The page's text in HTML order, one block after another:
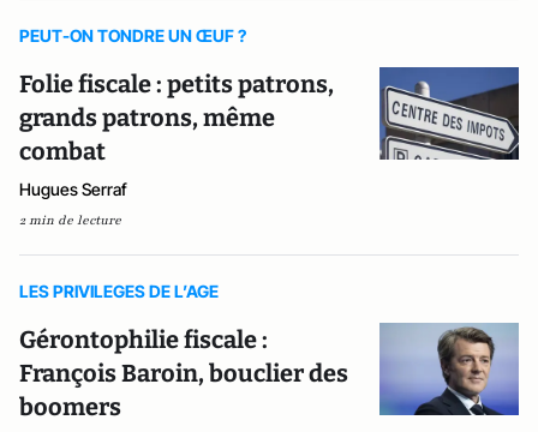
PEUT-ON TONDRE UN ŒUF ?
Folie fiscale : petits patrons,
grands patrons, même
combat
Hugues Serraf
2 min de lecture
LES PRIVILEGES DE L’AGE
Gérontophilie fiscale :
François Baroin, bouclier des
boomers